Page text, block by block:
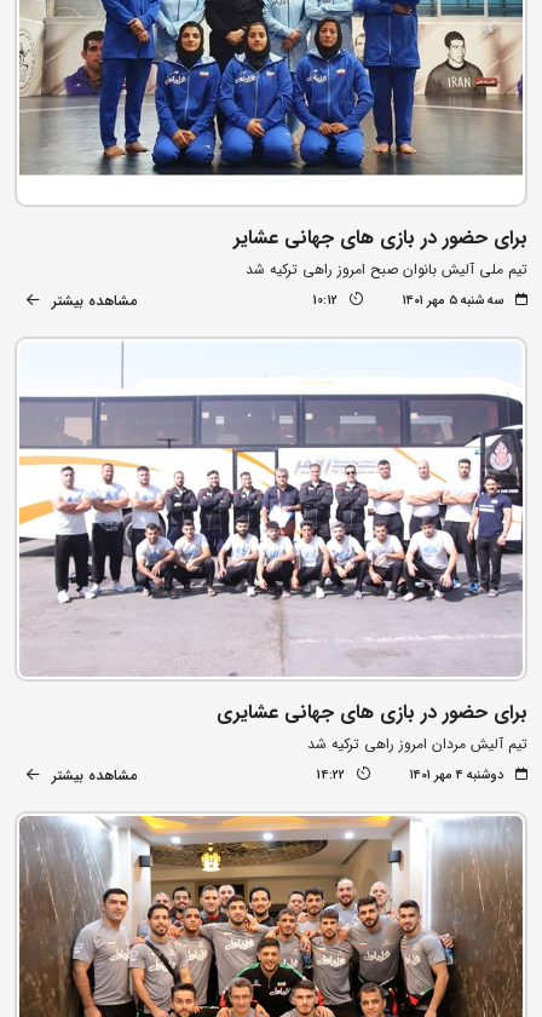
برای حضور در بازی های جهانی عشایر
تیم ملی آلیش بانوان صبح امروز راهی ترکیه شد
سه شنبه ۵ مهر ۱۴۰۱ 10:12 مشاهده بیشتر
برای حضور در بازی های جهانی عشایری
تیم آلیش مردان امروز راهی ترکیه شد
دوشنبه ۴ مهر ۱۴۰۱ 14:22 مشاهده بیشتر